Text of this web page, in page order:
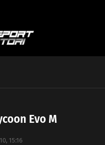
Evo M
15:16